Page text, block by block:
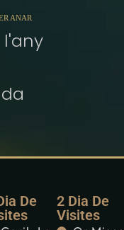
ANAR
De
2 Dia De
Visites